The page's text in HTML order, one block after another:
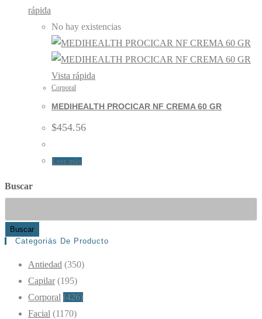
rápida
No hay existencias
Vista rápida
Corporal
MEDIHEALTH PROCICAR NF CREMA 60 GR
$454.56
Leer más
Buscar
Buscar
Categoriás De Producto
Antiedad (350)
Capilar (195)
Corporal (426)
Facial (1170)